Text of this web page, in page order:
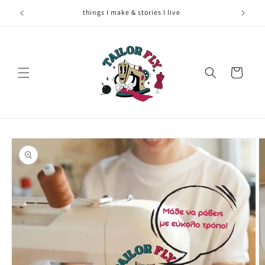
Skip to
content
things I make & stories I live
Cart
Skip to
product
information